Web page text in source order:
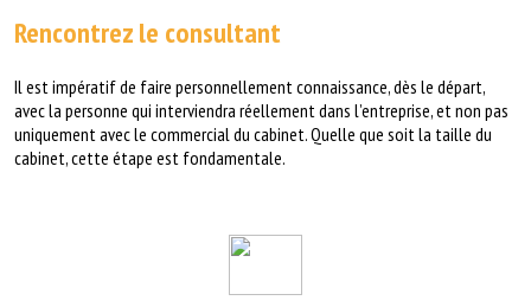
Rencontrez le consultant
Il est impératif de faire personnellement connaissance, dès le départ,
avec la personne qui interviendra réellement dans l’entreprise, et non pas
uniquement avec le commercial du cabinet. Quelle que soit la taille du
cabinet, cette étape est fondamentale.